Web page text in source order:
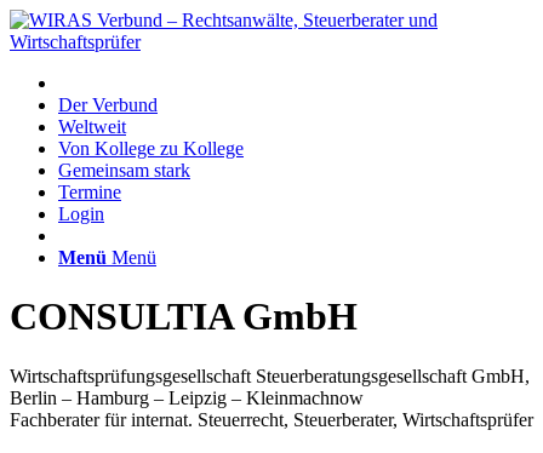
Der Verbund
Weltweit
Von Kollege zu Kollege
Gemeinsam stark
Termine
Login
Menü Menü
CONSULTIA GmbH
Wirtschaftsprüfungsgesellschaft Steuerberatungsgesellschaft GmbH,
Berlin – Hamburg – Leipzig – Kleinmachnow
Fachberater für internat. Steuerrecht, Steuerberater, Wirtschaftsprüfer